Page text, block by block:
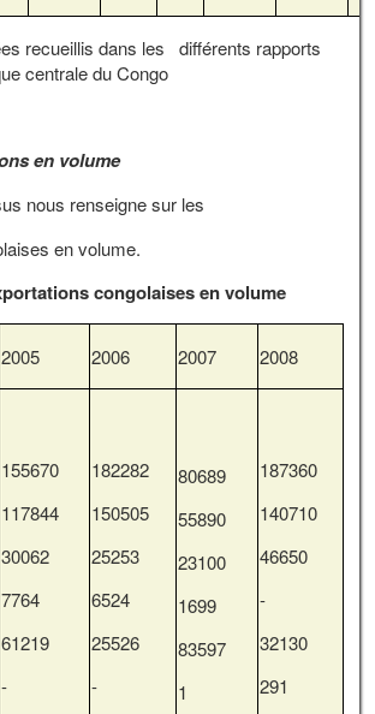
recueillis dans les différents rapports
centrale du Congo
en volume
nous renseigne sur les
en volume.
congolaises en volume
2005 2006 2007 2008
155670
117844
30062
7764
61219
-
182282
150505
25253
6524
25526
-
80689
55890
23100
1699
83597
1
187360
140710
46650
-
32130
291